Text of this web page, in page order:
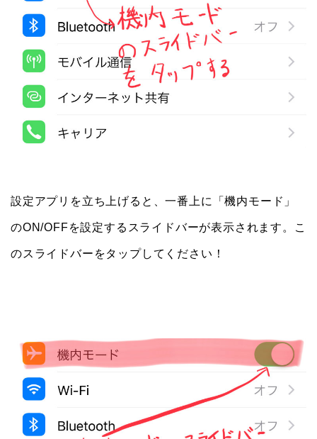
設定アプリを立ち上げると、一番上に「機内モード」
のON/OFFを設定するスライドバーが表示されます。こ
のスライドバーをタップしてください！